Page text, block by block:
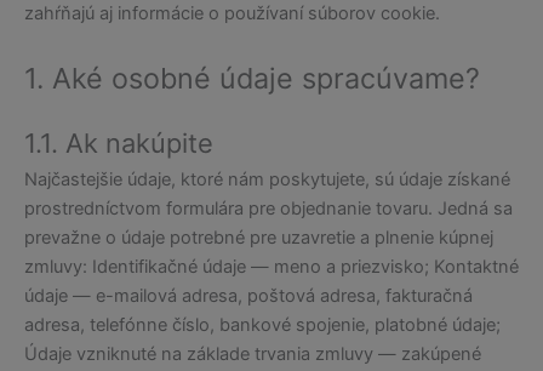
zahŕňajú aj informácie o používaní súborov cookie.
1. Aké osobné údaje spracúvame?
1.1. Ak nakúpite
Najčastejšie údaje, ktoré nám poskytujete, sú údaje získané
prostredníctvom formulára pre objednanie tovaru. Jedná sa
prevažne o údaje potrebné pre uzavretie a plnenie kúpnej
zmluvy: Identifikačné údaje — meno a priezvisko; Kontaktné
údaje — e-mailová adresa, poštová adresa, fakturačná
adresa, telefónne číslo, bankové spojenie, platobné údaje;
Údaje vzniknuté na základe trvania zmluvy — zakúpené